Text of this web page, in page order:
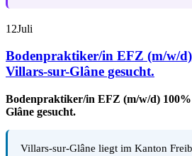
12Juli
Bodenpraktiker/in EFZ (m/w/
Villars-sur-Glâne gesucht.
Bodenpraktiker/in EFZ (m/w/d)
Glâne gesucht.
Villars-sur-Glâne liegt im Kanton